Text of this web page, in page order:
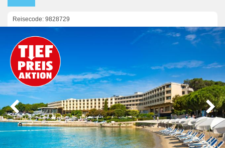
Reisecode: 9828729